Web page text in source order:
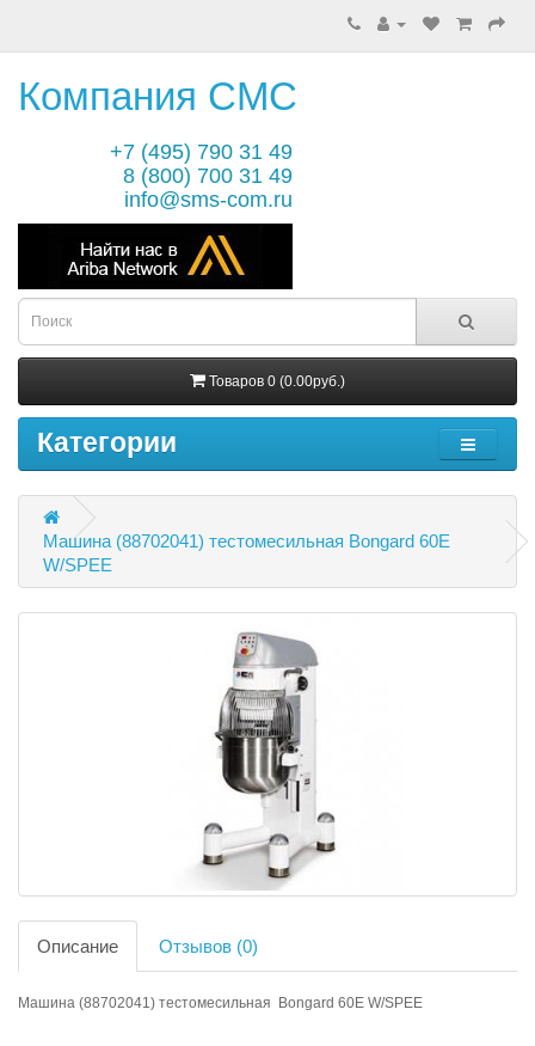
Компания СМС
+7 (495) 790 31 49
8 (800) 700 31 49
info@sms-com.ru
Товаров 0 (0.00руб.)
Категории
Машина (88702041) тестомесильная Bongard 60E
W/SPEE
Описание Отзывов (0)
Машина (88702041) тестомесильная Bongard 60E W/SPEE